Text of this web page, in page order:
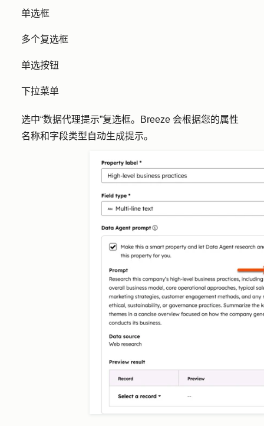
单选框
多个复选框
单选按钮
下拉菜单
选中“数据代理提示”复选框。Breeze 会根据您的属性
名称和字段类型自动生成提示。